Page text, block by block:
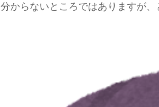
分からないところではありますが